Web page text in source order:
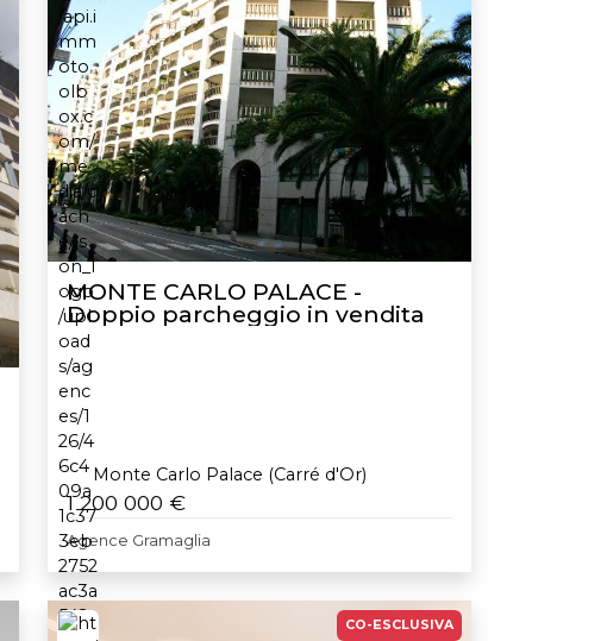
MONTE CARLO PALACE -
Doppio parcheggio in vendita
Monte Carlo Palace (Carré d'Or)
1 200 000 €
Agence Gramaglia
CO-ESCLUSIVA